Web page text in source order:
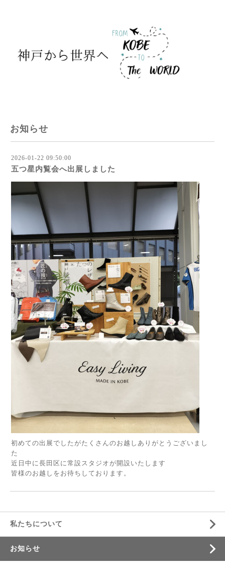
お知らせ
2026-01-22 09:50:00
五つ星内覧会へ出展しました
初めての出展でしたがたくさんのお越しありがとうございまし
た
近日中に長田区に常設スタジオが開設いたします
皆様のお越しをお待ちしております。
私たちについて
お知らせ